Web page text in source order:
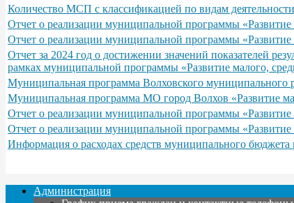
Количество МСП с классификацией по видам
Отчет о реализации муниципальной программы
Отчет о реализации муниципальной программы «Развитие
Отчет за 2024 год о достижении значений показателей
рамках муниципальной программы «Развитие малого,
Муниципальная программа Волховского муниципального
Муниципальная программа МО город Волхов «Развитие
Отчет о реализации муниципальной программы «Развитие
Отчет о реализации муниципальной программы
Информация о расходах средств муниципального
Администрация